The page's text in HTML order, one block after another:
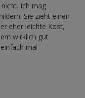
Ich mag
Sie zieht einen
eher leichte Kost,
wirklich gut
mal